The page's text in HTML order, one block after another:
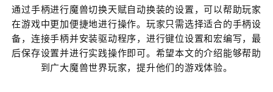
通过手柄进行魔兽切换天赋自动换装的设置，可以帮助玩家
在游戏中更加便捷地进行操作。玩家只需选择适合的手柄设
备，连接手柄并安装驱动程序，进行键位设置和宏编写，最
后保存设置并进行实践操作即可。希望本文的介绍能够帮助
到广大魔兽世界玩家，提升他们的游戏体验。